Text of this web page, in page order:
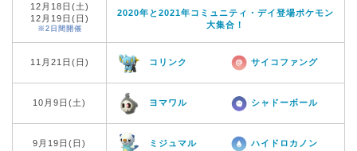
12月18日(土)
12月19日(日)
※2日間開催
2020年と2021年コミュニティ・デイ登場ポケモン
大集合！
11月21日(日) コリンク サイコファング
10月9日(土) ヨマワル シャドーボール
9月19日(日) ミジュマル ハイドロカノン